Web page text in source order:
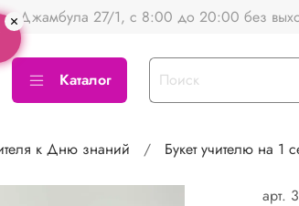
Джамбула 27/1, с 8:00 до 20:00 без
Каталог
к Дню знаний Букет учителю на
арт.